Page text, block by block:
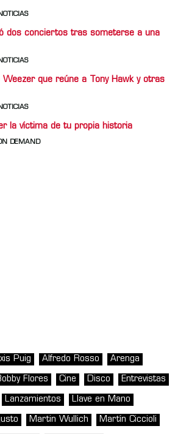
dos conciertos tras someterse a una
Weezer que reúne a Tony Hawk y otras
la víctima de tu propia historia
DEMAND
Puig Alfredo Rosso Arenga
Flores Cine Disco Entrevistas
Lanzamientos Llave en Mano
Martin Wullich Martín Ciccioli